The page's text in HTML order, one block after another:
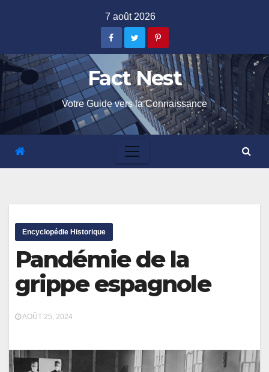
7 août 2026
Fact Nest
Votre Guide vers la Connaissance
Encyclopédie Historique
Pandémie de la
grippe espagnole
AOÛT 25, 2024